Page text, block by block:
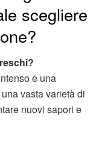
scegliere
e una
vasta varietà di
nuovi sapori e